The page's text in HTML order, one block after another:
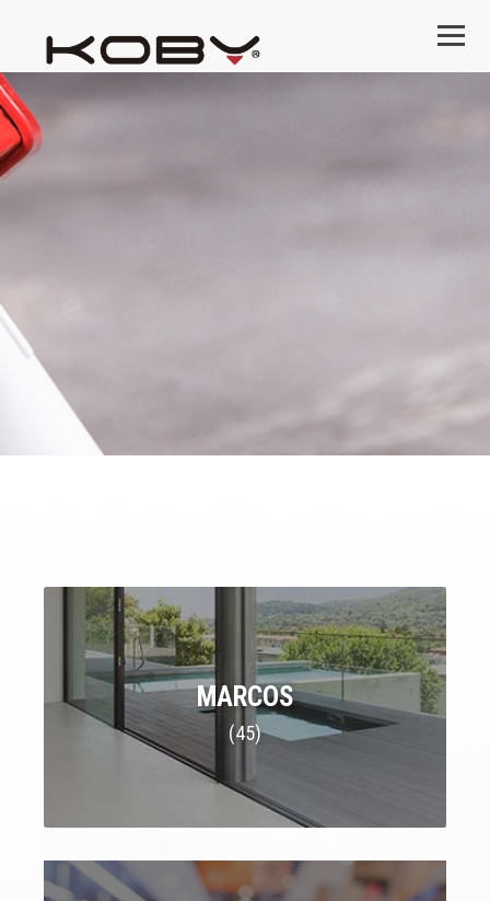
MARCOS
(45)